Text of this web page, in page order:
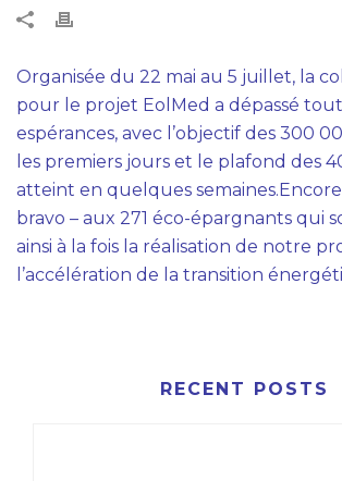
Organisée du 22 mai au 5 juillet, la
pour le projet EolMed a dépassé
espérances, avec l’objectif des 300
les premiers jours et le plafond des
atteint en quelques
bravo – aux 271 éco-épargnants qui
ainsi à la fois la réalisation de notre
l’accélération de la transition
RECENT POSTS